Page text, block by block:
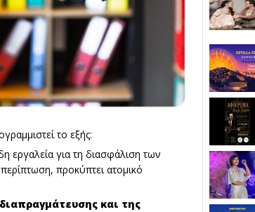
το εξής:
εργαλεία για τη διασφάλιση των
προκύπτει ατομικό
και της